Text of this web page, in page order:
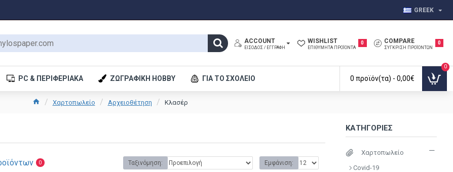
GREEK
ACCOUNT
ΕΊΣΟΔΟΣ / ΕΓΓΡΑΦΉ
WISHLIST
ΕΠΙΘΥΜΗΤΆ ΠΡΟΪΌΝΤΑ
0 COMPARE
ΣΎΓΚΡΙΣΗ ΠΡΟΪΌΝΤΩΝ
0
PC & ΠΕΡΙΦΕΡΙΑΚΆ ΖΩΓΡΑΦΙΚΉ HOBBY ΓΙΑ ΤΟ ΣΧΟΛΕΊΟ 0 προϊόν(τα) - 0,00€
0
Χαρτοπωλείο Αρχειοθέτηση Κλασέρ
0 Ταξινόμηση: Εμφάνιση:
ΚΑΤΗΓΟΡΊΕΣ
Χαρτοπωλείο
Covid-19